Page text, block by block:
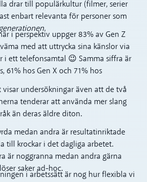
drar till populärkultur (filmer, serier
enbart relevanta för personer som
.
i perspektiv uppger 83% av Gen Z
med att uttrycka sina känslor via
i ett telefonsamtal 😉 Samma siffra är
61% hos Gen X och 71% hos
visar undersökningar även att de två
tenderar att använda mer slang
än deras äldre diton.
medan andra är resultatinriktade
till krockar i det dagliga arbetet.
är noggranna medan andra gärna
saker ad-hoc.
i arbetssätt är nog hur flexibla vi